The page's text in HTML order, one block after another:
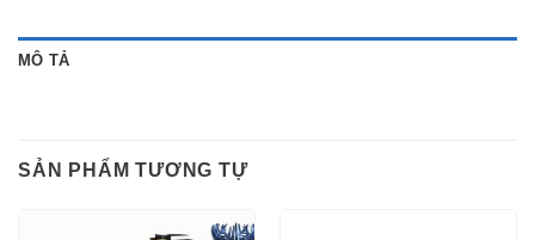
MÔ TẢ
SẢN PHẨM TƯƠNG TỰ